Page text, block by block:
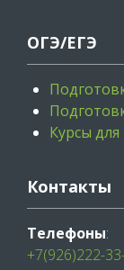
ОГЭ/ЕГЭ
Курсы
Контакты
Телефоны:
+7(926)222-